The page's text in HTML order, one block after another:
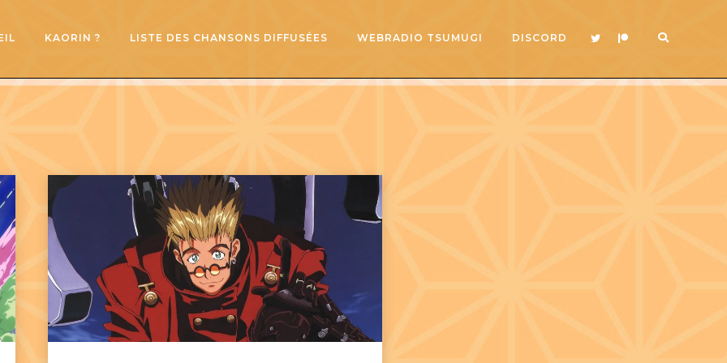
KAORIN ? LISTE DES CHANSONS DIFFUSÉES WEBRADIO TSUMUGI DISCORD